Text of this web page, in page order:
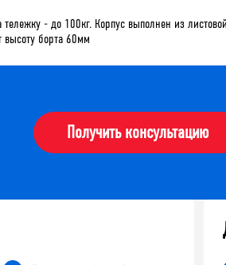
- до 100кг. Корпус выполнен из
высоту борта 60мм
Получить консультацию